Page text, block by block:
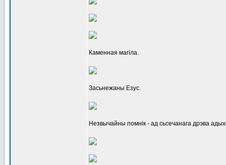
Каменная магіла.
Засьнежаны Езус.
Незвычайны помнік - ад сьсечанага дрэва